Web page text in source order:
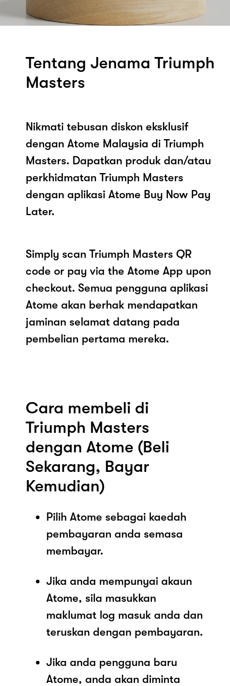
Tentang Jenama Triumph
Masters
Nikmati tebusan diskon eksklusif
dengan Atome Malaysia di Triumph
Masters. Dapatkan produk dan/atau
perkhidmatan Triumph Masters
dengan aplikasi Atome Buy Now Pay
Later.
Simply scan Triumph Masters QR
code or pay via the Atome App upon
checkout. Semua pengguna aplikasi
Atome akan berhak mendapatkan
jaminan selamat datang pada
pembelian pertama mereka.
Cara membeli di
Triumph Masters
dengan Atome (Beli
Sekarang, Bayar
Kemudian)
Pilih Atome sebagai kaedah
pembayaran anda semasa
membayar.
Jika anda mempunyai akaun
Atome, sila masukkan
maklumat log masuk anda dan
teruskan dengan pembayaran.
Jika anda pengguna baru
Atome, anda akan diminta